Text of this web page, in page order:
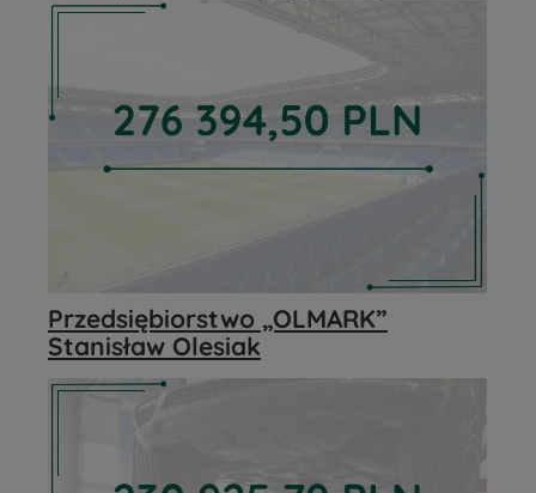
Przedsiębiorstwo „OLMARK”
Stanisław Olesiak